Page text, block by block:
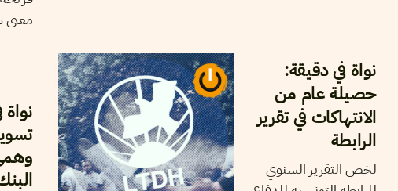
معنى
نواة في دقيقة:
حصيلة عام من
الانتهاكات في تقرير
الرابطة
لخص التقرير السنوي